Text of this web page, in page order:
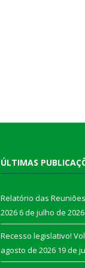
ÚLTIMAS
Relatório das
20266 de julho de 2026
Recesso legislativo!
agosto de 2026 19 de